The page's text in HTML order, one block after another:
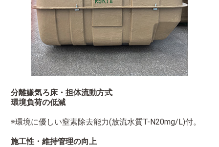
分離嫌気ろ床・担体流動方式
環境負荷の低減
※環境に優しい窒素除去能力(放流水質T-N20mg/L)付。
施工性・維持管理の向上